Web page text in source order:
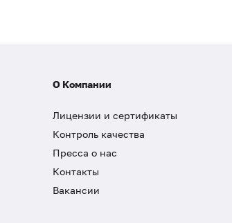
О Компании
Лицензии и сертификаты
Контроль качества
Пресса о нас
Контакты
Вакансии